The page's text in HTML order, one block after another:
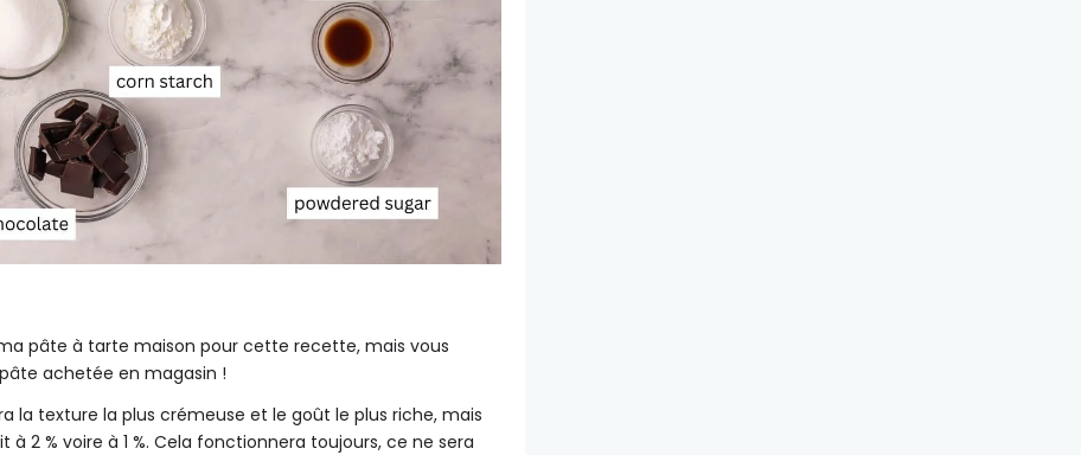
ma pâte à tarte maison pour cette recette, mais vous
achetée en magasin !
la texture la plus crémeuse et le goût le plus riche, mais
à 2 % voire à 1 %. Cela fonctionnera toujours, ce ne sera